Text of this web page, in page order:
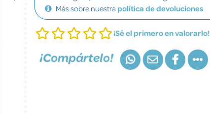
Más sobre nuestra política de devoluciones
¡Sé el primero en valorarlo!
¡Compártelo!